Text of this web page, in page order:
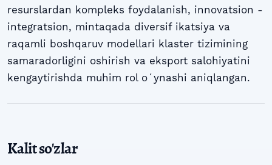
resurslardan kompleks foydalanish, innovatsion -
integratsion, mintaqada diversif ikatsiya va
raqamli boshqaruv modellari klaster tizimining
samaradorligini oshirish va eksport salohiyatini
kengaytirishda muhim rol oʻynashi aniqlangan.
Kalit so'zlar